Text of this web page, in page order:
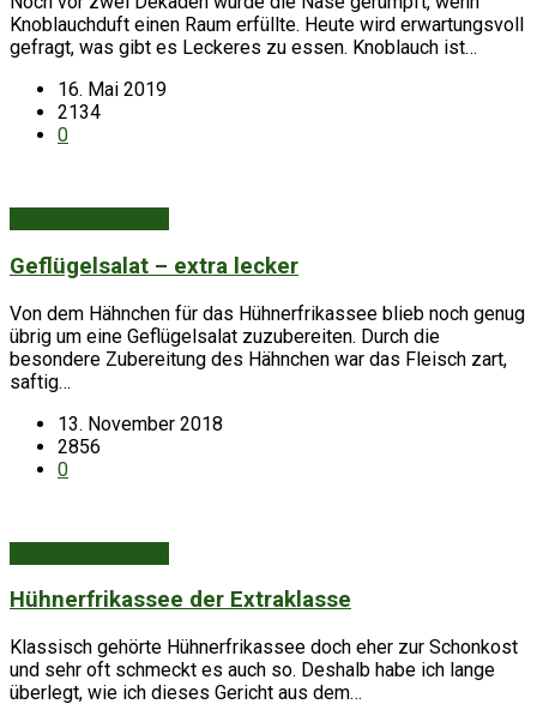
Knoblauchduft einen Raum erfüllte. Heute wird erwartungsvoll
gefragt, was gibt es Leckeres zu essen. Knoblauch ist…
16. Mai 2019
2134
0
Geflügelsalat – extra lecker
Von dem Hähnchen für das Hühnerfrikassee blieb noch genug
übrig um eine Geflügelsalat zuzubereiten. Durch die
besondere Zubereitung des Hähnchen war das Fleisch zart,
saftig…
13. November 2018
2856
0
Hühnerfrikassee der Extraklasse
Klassisch gehörte Hühnerfrikassee doch eher zur Schonkost
und sehr oft schmeckt es auch so. Deshalb habe ich lange
überlegt, wie ich dieses Gericht aus dem…